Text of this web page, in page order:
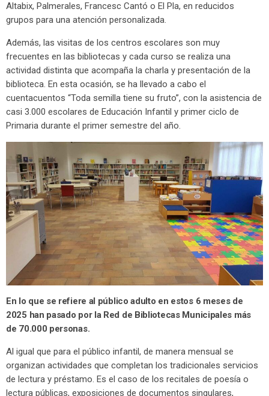
Altabix, Palmerales, Francesc Cantó o El Pla, en reducidos
grupos para una atención personalizada.
Además, las visitas de los centros escolares son muy
frecuentes en las bibliotecas y cada curso se realiza una
actividad distinta que acompaña la charla y presentación de la
biblioteca. En esta ocasión, se ha llevado a cabo el
cuentacuentos “Toda semilla tiene su fruto”, con la asistencia de
casi 3.000 escolares de Educación Infantil y primer ciclo de
Primaria durante el primer semestre del año.
En lo que se refiere al público adulto en estos 6 meses de
2025 han pasado por la Red de Bibliotecas Municipales más
de 70.000 personas.
Al igual que para el público infantil, de manera mensual se
organizan actividades que completan los tradicionales servicios
de lectura y préstamo. Es el caso de los recitales de poesía o
lectura públicas, exposiciones de documentos singulares,